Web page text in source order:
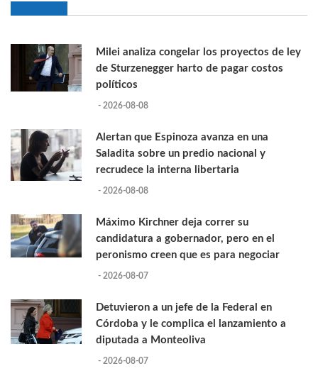
Milei analiza congelar los proyectos de ley
de Sturzenegger harto de pagar costos
políticos
- 2026-08-08
Alertan que Espinoza avanza en una
Saladita sobre un predio nacional y
recrudece la interna libertaria
- 2026-08-08
Máximo Kirchner deja correr su
candidatura a gobernador, pero en el
peronismo creen que es para negociar
- 2026-08-07
Detuvieron a un jefe de la Federal en
Córdoba y le complica el lanzamiento a
diputada a Monteoliva
- 2026-08-07